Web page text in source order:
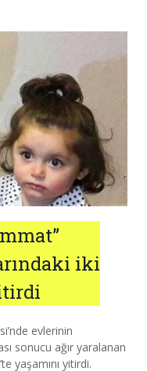
iki
evlerinin
sonucu ağır yaralanan
yaşamını yitirdi.